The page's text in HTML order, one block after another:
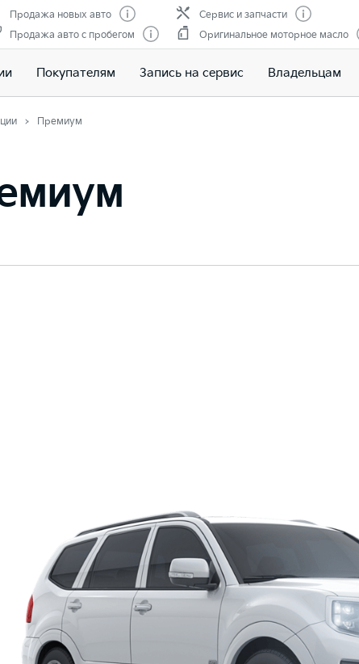
Продажа новых авто
Продажа авто с пробегом
Сервис и запчасти
Оригинальное моторное масло
Покупателям Запись на сервис Владельцам
Премиум